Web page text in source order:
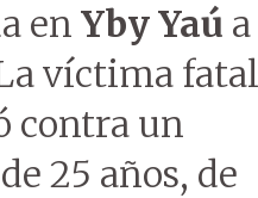
en Yby Yaú a
víctima fatal
contra un
25 años, de